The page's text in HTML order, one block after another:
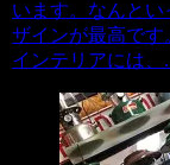
います。なんと
ザインが最高で
インテリアには、